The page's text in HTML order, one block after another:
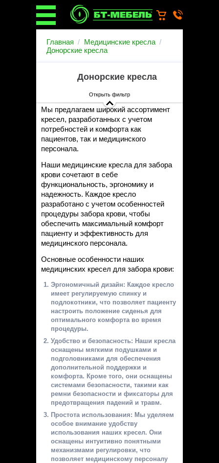
О бренде
Услуги
Монтаж операционных
светильников
Ремонт медицинской мебели
Запасные части
Гарантийное обслуживание
медицинской мебели
Установка медицинской мебели
Доставка
Наши объекты
Производители
Дилерам
Статьи
Контакты
Главная
Медицинские кресла
Донорские кресла
Донорские кресла
Открыть фильтр
Мы предлагаем широкий ассортимент
кресел, разработанных с учетом
потребностей и комфорта как
пациентов, так и медицинского
персонала.
Наши медицинские кресла для забора
крови сочетают в себе
функциональность, эргономику и
надежность. Каждое кресло
разработано с учетом особенностей
процедуры забора крови, чтобы
обеспечить максимальный комфорт
пациенту и эффективность для
медицинского персонала.
Основные особенности наших
медицинских кресел для забора крови:
Эргономичный дизайн: Каждое кресло
имеет регулируемую спинку и
подлокотники, что позволяет пациенту
настроить положение сиденья для
оптимального комфорта во время
процедуры.
Удобство и безопасность: Наши кресла
оснащены мягкими подушками и
подголовниками для обеспечения
дополнительной поддержки и
комфорта. Кроме того, они оснащены
системами безопасности, такими как
ремни безопасности и фиксаторы для
предотвращения падений и травм.
Простота использования: Мы уделяем
особое внимание удобству
использования наших кресел. Они
оснащены интуитивно понятными
механизмами регулировки, что
позволяет медицинскому персоналу